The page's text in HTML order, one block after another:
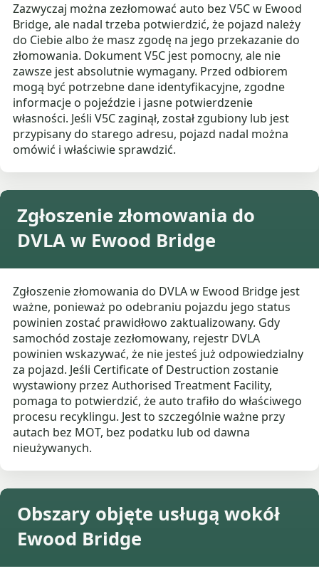
Zazwyczaj można zezłomować auto bez V5C w Ewood
Bridge, ale nadal trzeba potwierdzić, że pojazd należy
do Ciebie albo że masz zgodę na jego przekazanie do
złomowania. Dokument V5C jest pomocny, ale nie
zawsze jest absolutnie wymagany. Przed odbiorem
mogą być potrzebne dane identyfikacyjne, zgodne
informacje o pojeździe i jasne potwierdzenie
własności. Jeśli V5C zaginął, został zgubiony lub jest
przypisany do starego adresu, pojazd nadal można
omówić i właściwie sprawdzić.
Zgłoszenie złomowania do
DVLA w Ewood Bridge
Zgłoszenie złomowania do DVLA w Ewood Bridge jest
ważne, ponieważ po odebraniu pojazdu jego status
powinien zostać prawidłowo zaktualizowany. Gdy
samochód zostaje zezłomowany, rejestr DVLA
powinien wskazywać, że nie jesteś już odpowiedzialny
za pojazd. Jeśli Certificate of Destruction zostanie
wystawiony przez Authorised Treatment Facility,
pomaga to potwierdzić, że auto trafiło do właściwego
procesu recyklingu. Jest to szczególnie ważne przy
autach bez MOT, bez podatku lub od dawna
nieużywanych.
Obszary objęte usługą wokół
Ewood Bridge